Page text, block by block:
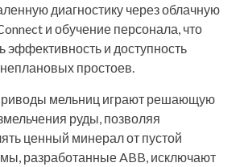
диагностику через облачную
и обучение персонала, что
эффективность и доступность
простоев.
мельниц играют решающую
руды, позволяя
ценный минерал от пустой
разработанные ABB, исключают